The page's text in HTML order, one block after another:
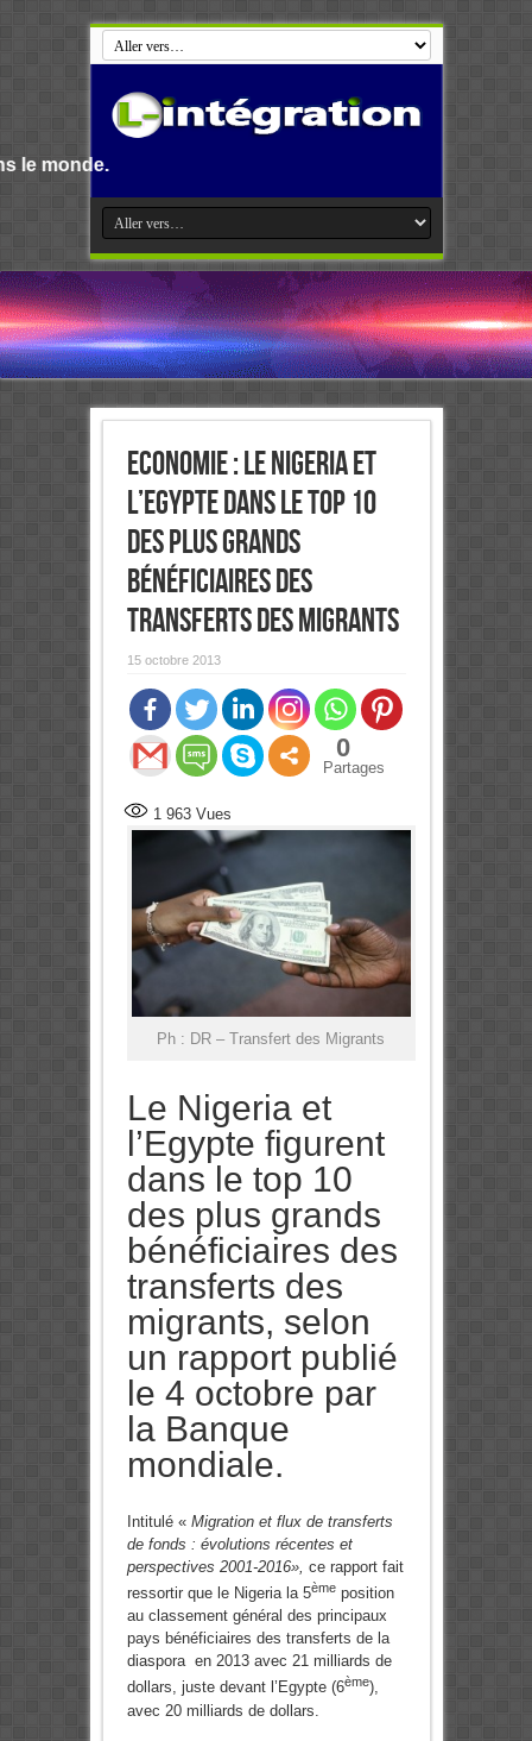
Economie : Le Nigeria et
l’Egypte dans le top 10
des plus grands
bénéficiaires des
transferts des migrants
15 octobre 2013
0
Partages
1 963Vues
Ph : DR – Transfert des Migrants
Le Nigeria et
l’Egypte figurent
dans le top 10
des plus grands
bénéficiaires des
transferts des
migrants, selon
un rapport publié
le 4 octobre par
la Banque
mondiale.
Intitulé « Migration et flux de transferts
de fonds : évolutions récentes et
perspectives 2001-2016», ce rapport fait
ressortir que le Nigeria la 5èmeposition
au classement général des principaux
pays bénéficiaires des transferts de la
diaspora en 2013 avec 21 milliards de
dollars, juste devant l’Egypte (6ème),
avec 20 milliards de dollars.